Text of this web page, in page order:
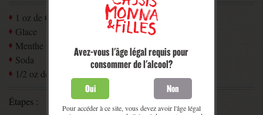
1 oz de Crème de Cassis
Glace
Menthe fraîche
Soda
1/2 oz de pastis
Étapes :
Avez-vous l'âge légal requis pour
consommer de l'alcool?
Oui Non
Pour accéder à ce site, vous devez avoir l'âge légal